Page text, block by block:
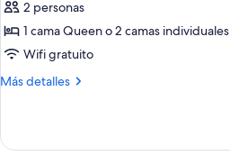
las
fotos
de
Superior
2 personas
1 cama Queen o 2 camas individuales
Wifi gratuito
Más detalles
Más
Double